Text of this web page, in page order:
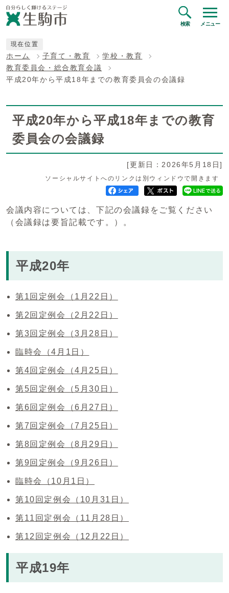
検索 メニュー
現在位置
ホーム 子育て・教育
学校・教育
教育委員会・総合教育会議
平成20年から平成18年までの教育委員会の会議録
平成20年から平成18年までの教育
委員会の会議録
[更新日：2026年5月18日]
ソーシャルサイトへのリンクは別ウィンドウで開きます
会議内容については、下記の会議録をご覧ください
（会議録は要旨記載です。）。
平成20年
第1回定例会（1月22日）
第2回定例会（2月22日）
第3回定例会（3月28日）
臨時会（4月1日）
第4回定例会（4月25日）
第5回定例会（5月30日）
第6回定例会（6月27日）
第7回定例会（7月25日）
第8回定例会（8月29日）
第9回定例会（9月26日）
臨時会（10月1日）
第10回定例会（10月31日）
第11回定例会（11月28日）
第12回定例会（12月22日）
平成19年